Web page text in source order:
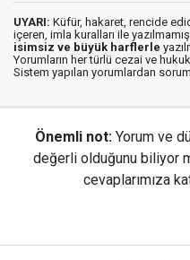
UYARI: Küfür, hakaret, rencide
içeren, imla kuralları ile
isimsiz ve büyük harflerle
Yorumların her türlü cezai ve
Sistem yapılan yorumlardan
Önemli not: Yorum ve
değerli olduğunu biliyor
cevaplarımıza